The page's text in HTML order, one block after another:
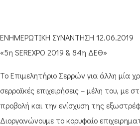
ΕΝΗΜΕΡΩΤΙΚΗ ΣΥΝΑΝΤΗΣΗ 12.06.2019
«5η SEREXPO 2019 & 84η ΔΕΘ»
Το Επιμελητήριο Σερρών για άλλη μία
σερραϊκές επιχειρήσεις – μέλη του, με
προβολή και την ενίσχυση της
Διοργανώνουμε το κορυφαίο